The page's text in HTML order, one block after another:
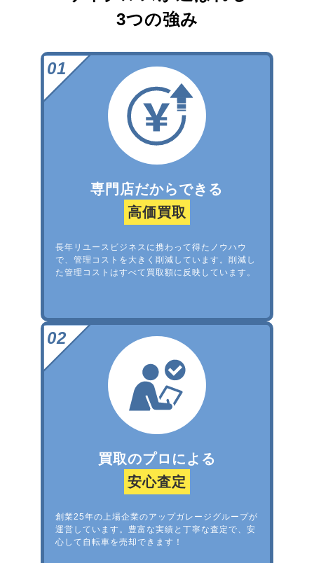
3つの強み
専門店だからできる
高価買取
長年リユースビジネスに携わって得たノウハウ
で、管理コストを大きく削減しています。削減し
た管理コストはすべて買取額に反映しています。
買取のプロによる
安心査定
創業25年の上場企業のアップガレージグループが
運営しています。豊富な実績と丁寧な査定で、安
心して自転車を売却できます！